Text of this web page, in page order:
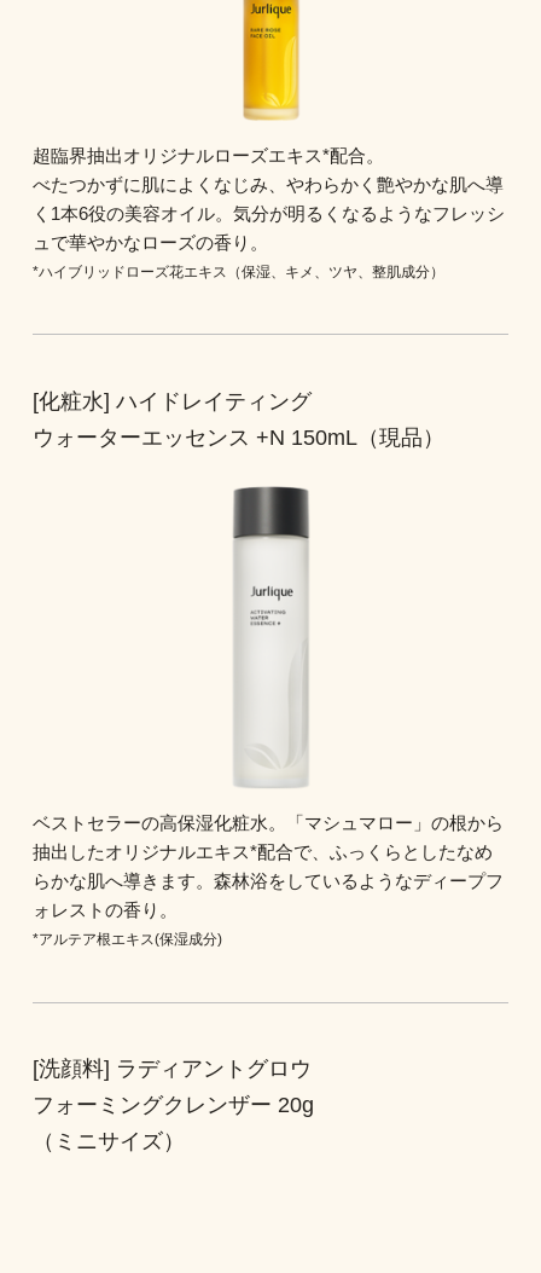
超臨界抽出オリジナルローズエキス*配合。
べたつかずに肌によくなじみ、やわらかく艶やかな肌へ導
く1本6役の美容オイル。気分が明るくなるようなフレッシ
ュで華やかなローズの香り。
*ハイブリッドローズ花エキス（保湿、キメ、ツヤ、整肌成分）
[化粧水] ハイドレイティング
ウォーターエッセンス +N 150mL（現品）
ベストセラーの高保湿化粧水。「マシュマロー」の根から
抽出したオリジナルエキス*配合で、ふっくらとしたなめ
らかな肌へ導きます。森林浴をしているようなディープフ
ォレストの香り。
*アルテア根エキス(保湿成分)
[洗顔料] ラディアントグロウ
フォーミングクレンザー 20g
（ミニサイズ）